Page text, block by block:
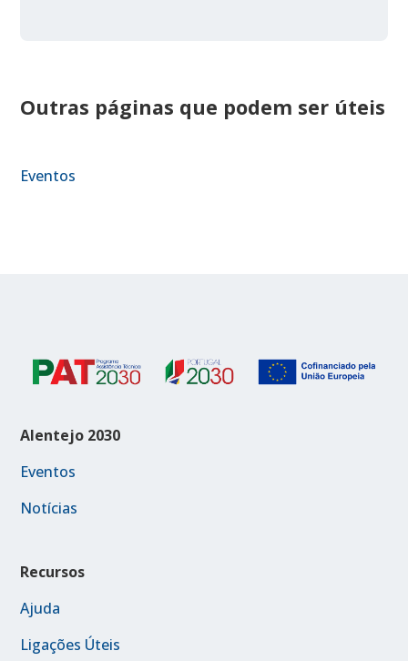
Outras páginas que podem ser úteis
Eventos
Alentejo 2030
Eventos
Notícias
Recursos
Ajuda
Ligações Úteis